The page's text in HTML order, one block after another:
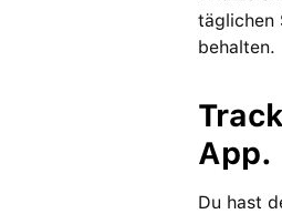
täglichen
behalten.
App.
Du hast